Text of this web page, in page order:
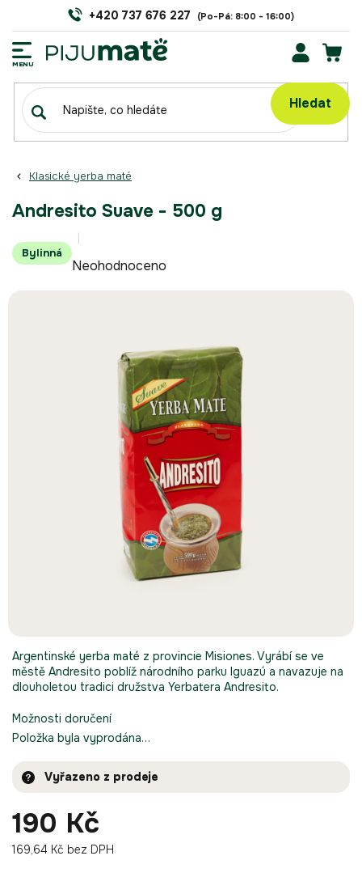
Hledat
+420 737 676 227
Klasické yerba maté
Andresito Suave - 500 g
Bylinná
Průměrné
hodnocení
hvězdiček.
Neohodnoceno
190 Kč
169,64 Kč bez DPH
Vyřazeno z prodeje
Možnosti doručení
Položka byla vyprodána…
Argentinské yerba maté z provincie Misiones. Vyrábí se ve
městě Andresito poblíž národního parku Iguazú a navazuje na
dlouholetou tradici družstva Yerbatera Andresito.